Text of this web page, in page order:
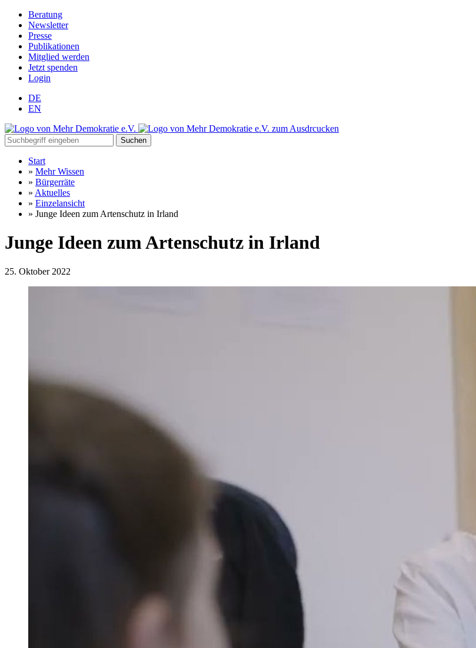
Beratung
Newsletter
Presse
Publikationen
Mitglied werden
Jetzt spenden
Login
DE
EN
Suchen
Start
» Mehr Wissen
» Bürgerräte
» Aktuelles
» Einzelansicht
» Junge Ideen zum Artenschutz in Irland
Junge Ideen zum Artenschutz in Irland
25. Oktober 2022